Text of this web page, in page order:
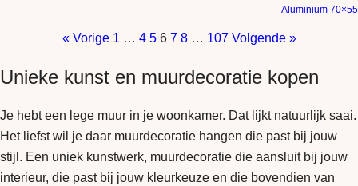
Aluminium 70×55
« Vorige 1 … 4 5 6 7 8 … 107 Volgende »
Unieke kunst en muurdecoratie kopen
Je hebt een lege muur in je woonkamer. Dat lijkt natuurlijk saai.
Het liefst wil je daar muurdecoratie hangen die past bij jouw
stijl. Een uniek kunstwerk, muurdecoratie die aansluit bij jouw
interieur, die past bij jouw kleurkeuze en die bovendien van